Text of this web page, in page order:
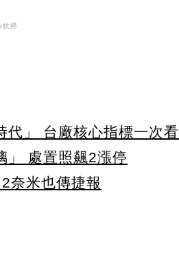
抗癌
代」 台廠核心指標一次看
」 處置照飆2漲停
奈米也傳捷報